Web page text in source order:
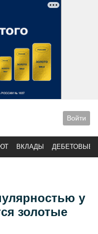
Войти
ВКЛАДЫ ДЕБЕТОВЫЕ
у
золотые